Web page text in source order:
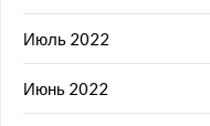
Июль 2022
Июнь 2022